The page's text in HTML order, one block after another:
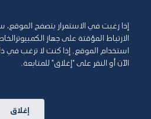
of Abdul Latif Jameel IPR Company Limited.
شروط الاستخدام
حقوق الطبع والنشر وإخلاء المسؤولية
سياسة
إذا رغبت في الاستمرار بتصفح
الارتباط المؤقتة على جهاز
استخدام الموقع. إذا كنت لا ترغب في
الآن أو النقر على "إغلاق" للمتابعة.
إغلاق